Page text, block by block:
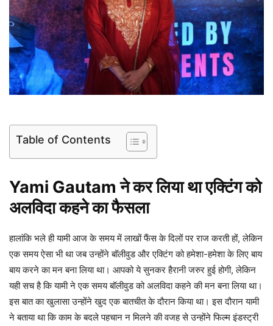
Table of Contents
Yami Gautam ने कर लिया था एक्टिंग को
अलविदा कहने का फैसला
हालांकि भले ही यामी आज के समय में लाखों फैंस के दिलों पर राज करती हों, लेकिन
एक समय ऐसा भी था जब उन्होंने बॉलीवुड और एक्टिंग को हमेशा-हमेशा के लिए बाय
बाय करने का मन बना लिया था। आपको ये सुनकर हैरानी जरुर हुई होगी, लेकिन
यही सच है कि यामी ने एक समय बॉलीवुड को अलविदा कहने की मन बना लिया था।
इस बात का खुलासा उन्होंने खुद एक बातचीत के दौरान किया था। इस दौरान यामी
ने बताया था कि काम के बदले पहचान न मिलने की वजह से उन्होंने फिल्म इंडस्ट्री